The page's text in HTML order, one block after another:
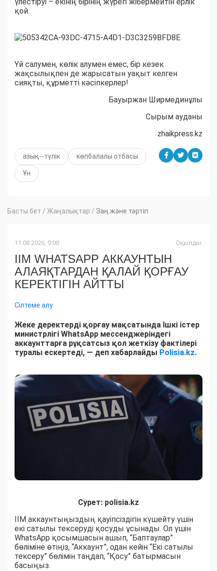
қой.
Үй салумен, көлік алумен емес, бір кезек
жақсылықпен де жарысатын уақыт келген
сияқты, құрметті кәсіпкерлер!
Бауыржан Ширмединұлы
Сырым ауданы
zhaikpress.kz
азық--түлік көпбалалы отбасы
Ұн
Басты бет / Жаңалықтар / Заң және тәртіп
11.08.2026, 9:00 Оқылды:
ІІМ WHATSAPP АККАУНТЫН
АЛАЯҚТАРДАН ҚАЛАЙ ҚОРҒАУ
КЕРЕКТІГІН АЙТТЫ
Сілтеме алу
Жеке деректерді қорғау мақсатында Ішкі істер
министрлігі WhatsApp мессенджеріндегі
аккаунттарға рұқсатсыз қол жеткізу фактілері
туралы ескертеді, — деп хабарлайды Polisia.kz.
Сурет: polisia.kz
ІІМ аккаунтыңыздың қауіпсіздігін күшейту үшін
екі сатылы тексеруді қосуды ұсынады. Ол үшін
WhatsApp қосымшасын ашып, “Баптаулар”
бөліміне өтіңіз, “Аккаунт”, одан кейін “Екі сатылы
тексеру” бөлімін таңдап, “Қосу” батырмасын
басыңыз.